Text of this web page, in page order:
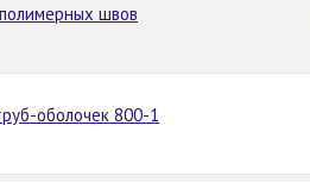
швов
оболочек 800-1